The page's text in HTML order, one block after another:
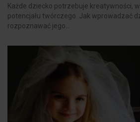
Każde dziecko potrzebuje kreatywności,
potencjału twórczego. Jak wprowadzać
rozpoznawać jego...